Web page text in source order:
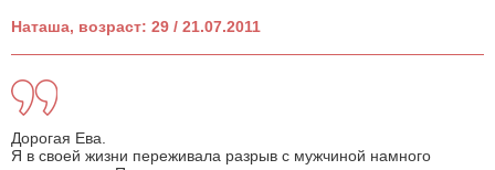
Наташа, возраст: 29 / 21.07.2011
Дорогая Ева.
Я в своей жизни переживала разрыв с мужчиной намного